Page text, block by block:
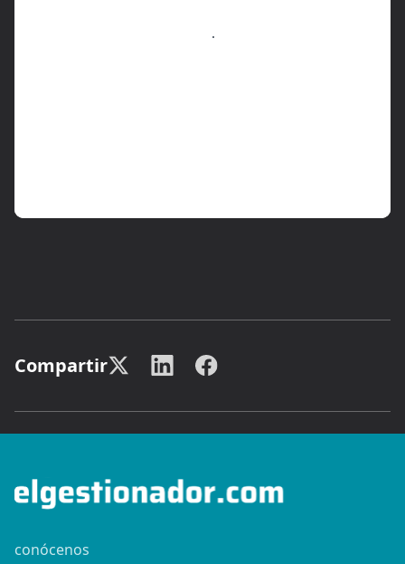
Compartir
conócenos